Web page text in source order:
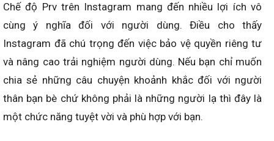
Chế độ Prv trên Instagram mang đến nhiều lợi ích vô
cùng ý nghĩa đối với người dùng. Điều cho thấy
Instagram đã chú trọng đến việc bảo vệ quyền riêng tư
và nâng cao trải nghiệm người dùng. Nếu bạn chỉ muốn
chia sẻ những câu chuyện khoảnh khắc đối với người
thân bạn bè chứ không phải là những người lạ thì đây là
một chức năng tuyệt vời và phù hợp với bạn.